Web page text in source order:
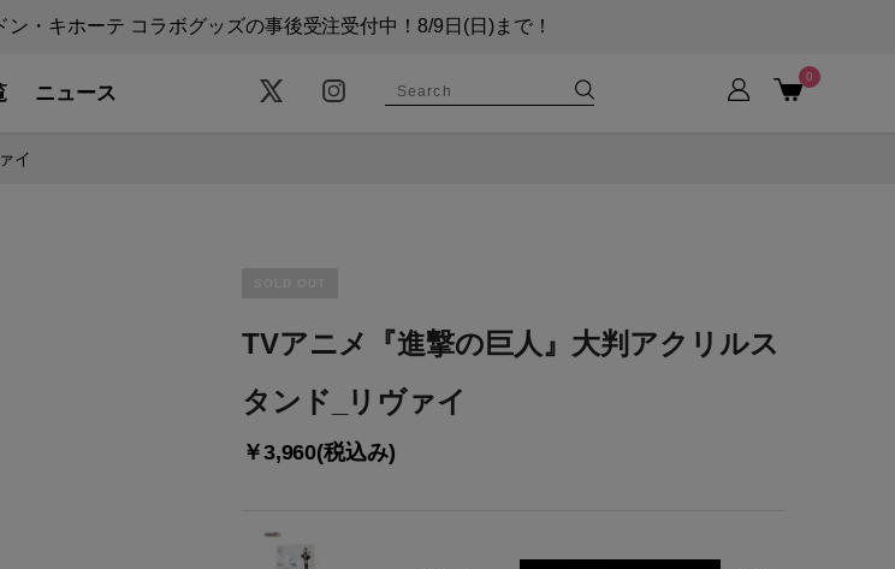
・キホーテ コラボグッズの事後受注受付中！8/9日(日)まで！
ニュース
0
イ
TVアニメ『進撃の巨人』大判アクリルス
タンド_リヴァイ
￥3,960(税込み)